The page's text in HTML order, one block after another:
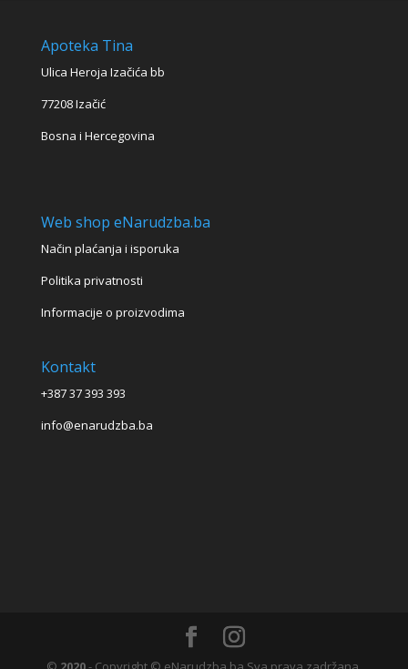
Apoteka Tina
Ulica Heroja Izačića bb
77208 Izačić
Bosna i Hercegovina
Web shop eNarudzba.ba
Način plaćanja i isporuka
Politika privatnosti
Informacije o proizvodima
Kontakt
+387 37 393 393
info@enarudzba.ba